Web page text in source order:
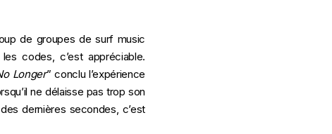
de groupes de surf music
codes, c’est appréciable.
Longer” conclu l’expérience
ne délaisse pas trop son
dernières secondes, c’est